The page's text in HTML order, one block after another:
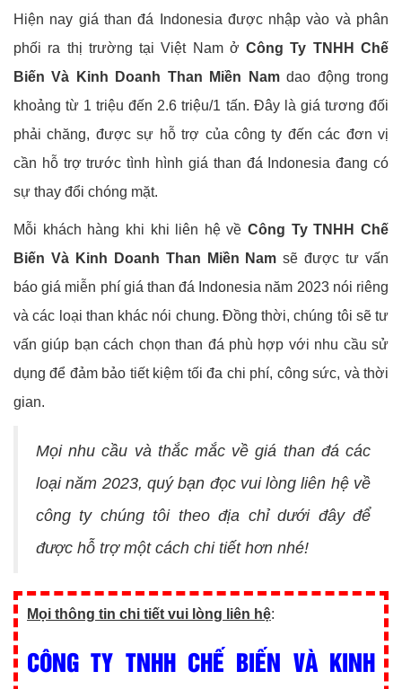
Hiện nay giá than đá Indonesia được nhập vào và phân
phối ra thị trường tại Việt Nam ởCông Ty TNHH Chế
Biến Và Kinh Doanh Than Miền Namdao động trong
khoảng từ 1 triệu đến 2.6 triệu/1 tấn. Đây là giá tương đối
phải chăng, được sự hỗ trợ của công ty đến các đơn vị
cần hỗ trợ trước tình hình giá than đá Indonesia đang có
sự thay đổi chóng mặt.
Mỗi khách hàng khi khi liên hệ vềCông Ty TNHH Chế
Biến Và Kinh Doanh Than Miền Nam sẽ được tư vấn
báo giá miễn phí giá than đá Indonesia năm 2023 nói riêng
và các loại than khác nói chung. Đồng thời, chúng tôi sẽ tư
vấn giúp bạn cách chọn than đá phù hợp với nhu cầu sử
dụng để đảm bảo tiết kiệm tối đa chi phí, công sức, và thời
gian.
Mọi nhu cầu và thắc mắc về giá than đá các
loại năm 2023, quý bạn đọc vui lòng liên hệ về
công ty chúng tôi theo địa chỉ dưới đây để
được hỗ trợ một cách chi tiết hơn nhé!
Mọi thông tin chi tiết vui lòng liên hệ:
CÔNG TY TNHH CHẾ BIẾN VÀ KINH